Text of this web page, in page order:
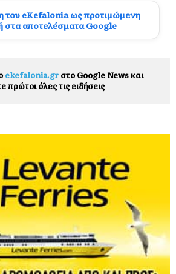
του eKefalonia ως προτιμώμενη
στα αποτελέσματα Google
ekefalonia.grστο Google News και
πρώτοι όλες τις ειδήσεις